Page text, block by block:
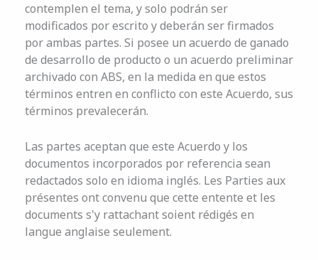
contemplen el tema, y solo podrán ser
modificados por escrito y deberán ser firmados
por ambas partes. Si posee un acuerdo de ganado
de desarrollo de producto o un acuerdo preliminar
archivado con ABS, en la medida en que estos
términos entren en conflicto con este Acuerdo, sus
términos prevalecerán.
Las partes aceptan que este Acuerdo y los
documentos incorporados por referencia sean
redactados solo en idioma inglés. Les Parties aux
présentes ont convenu que cette entente et les
documents s'y rattachant soient rédigés en
langue anglaise seulement.